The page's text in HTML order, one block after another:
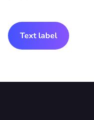
Text label